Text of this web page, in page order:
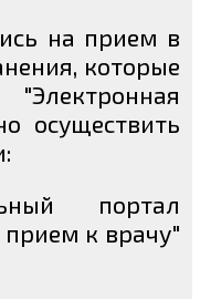
на прием в
которые
осуществить
портал
прием к врачу"